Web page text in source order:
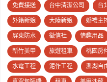
免費接送 台中清潔公司 台
外籍新娘 大陸新娘 婚禮主
屏東防水 徵信社 情趣用品
新竹美甲 旅遊租車 桃園房
水電工程 泥作工程 澎湖自